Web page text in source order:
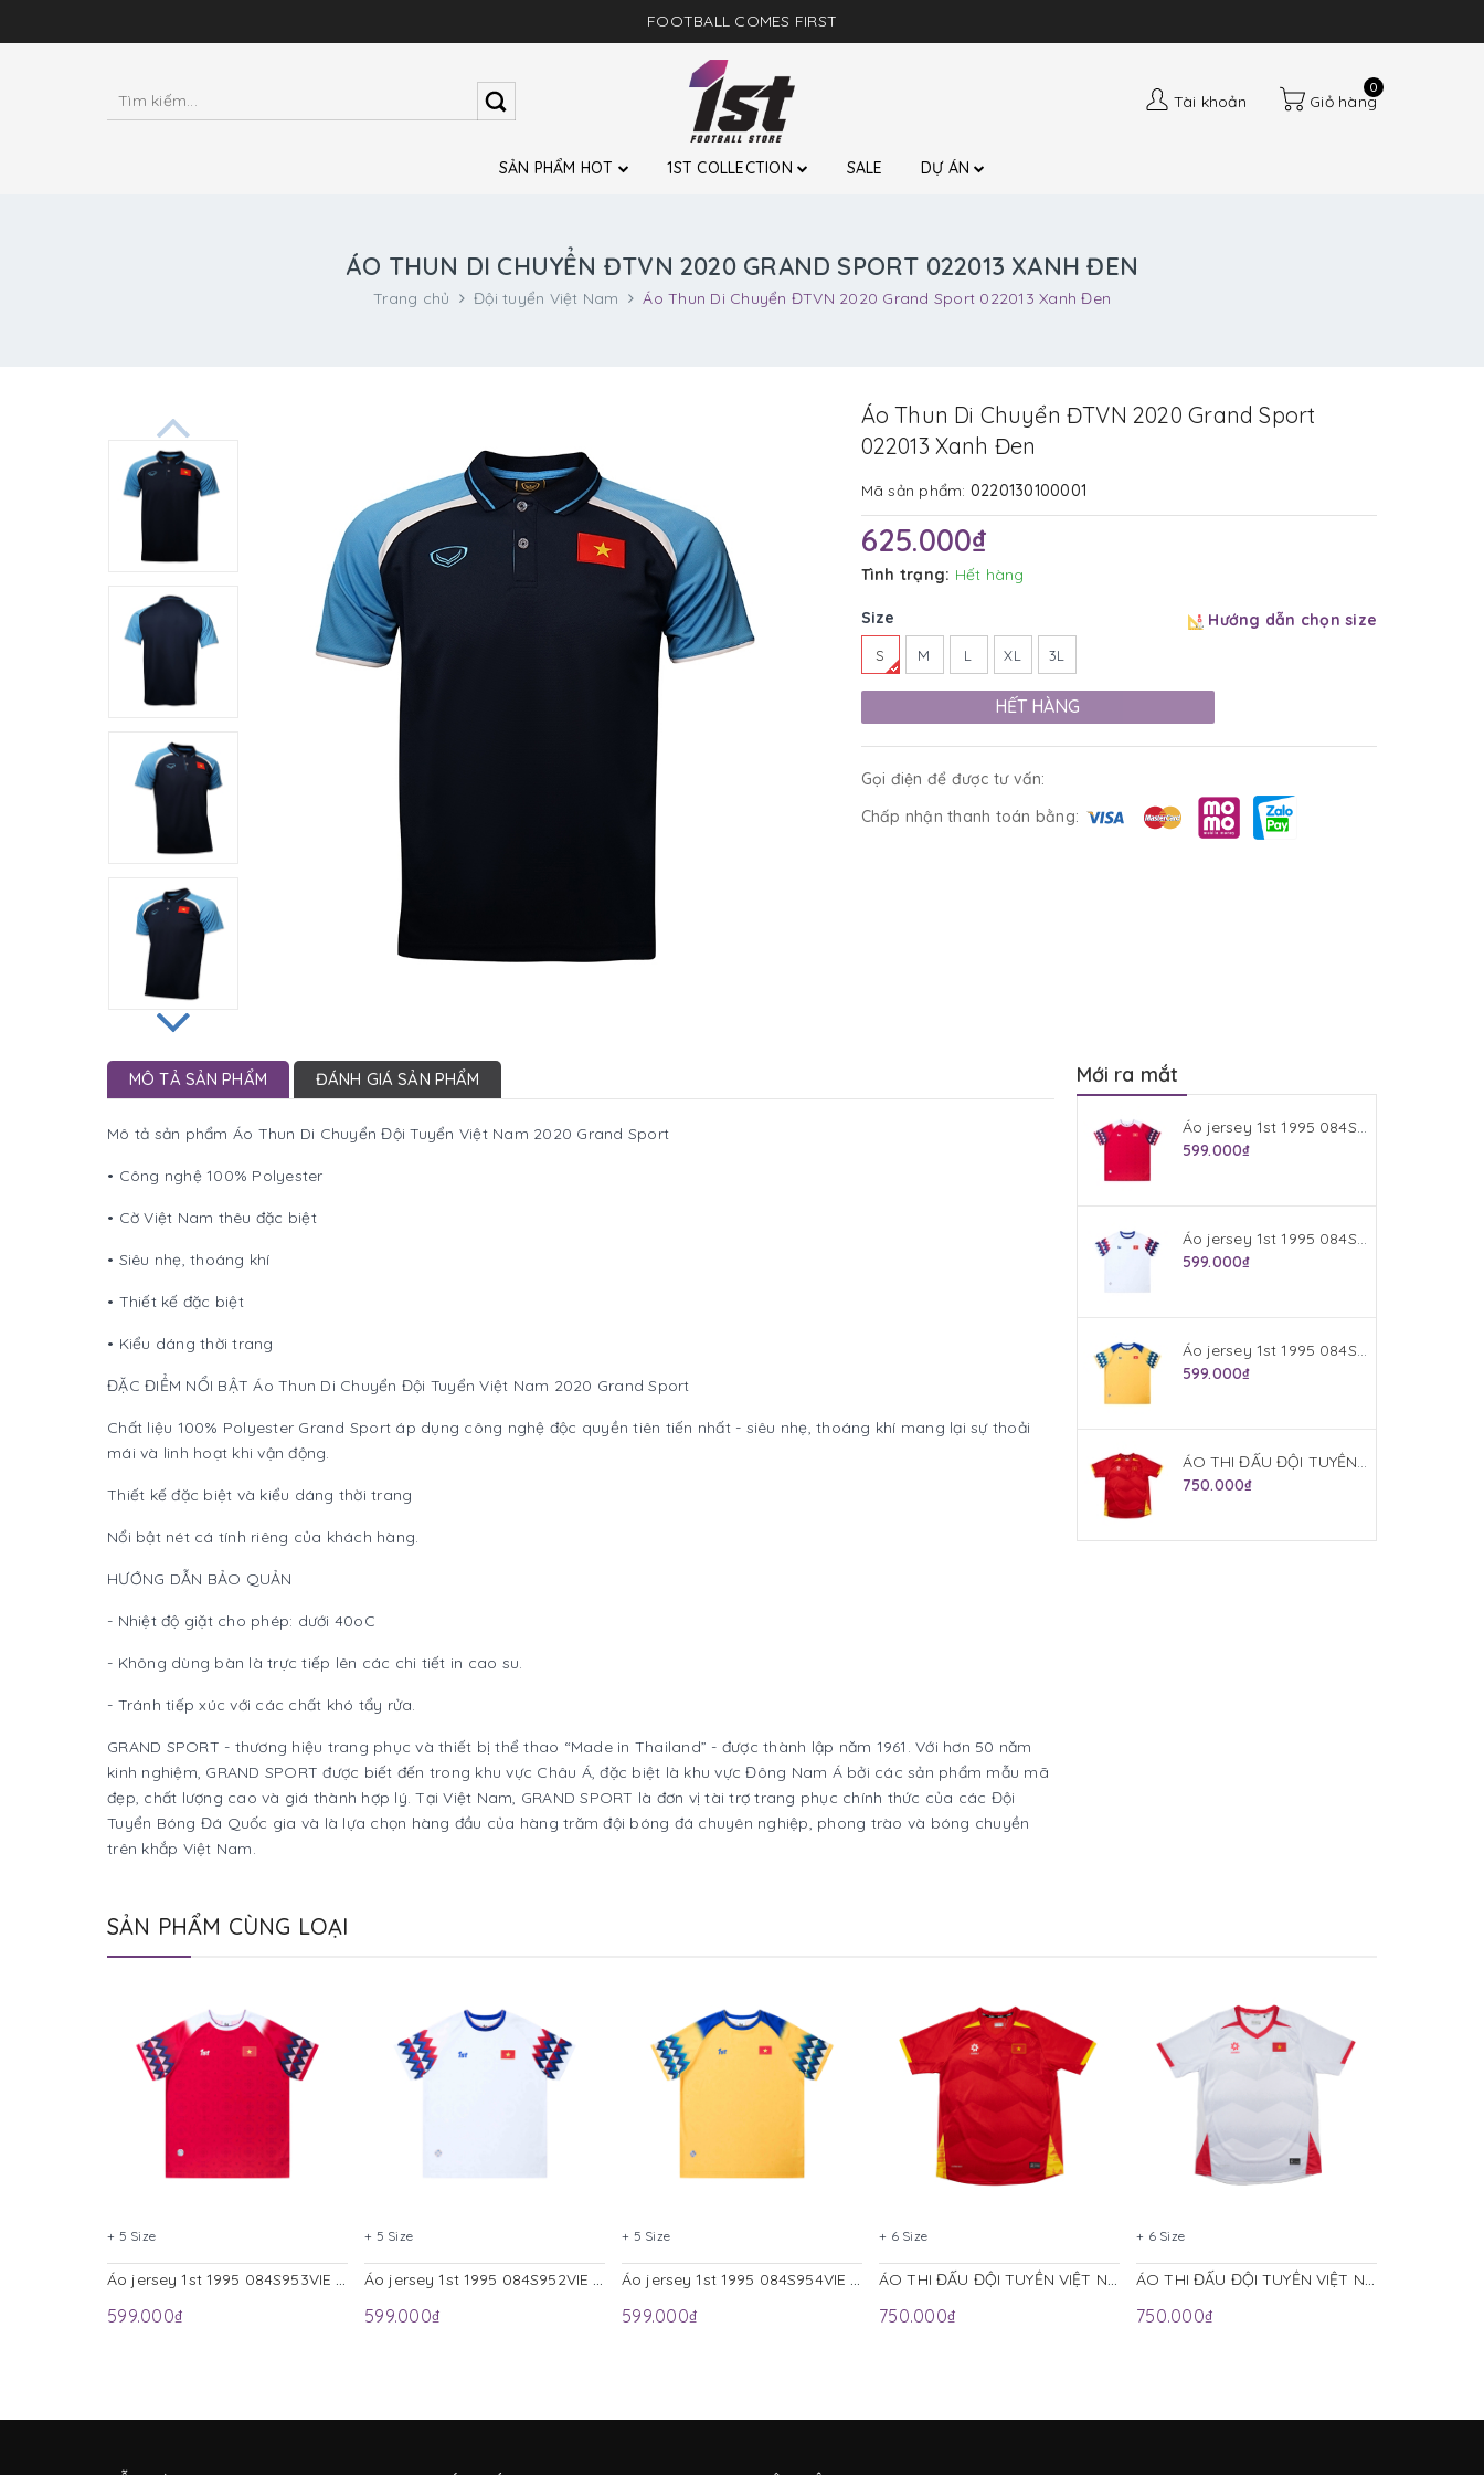
FOOTBALL COMES FIRST
0
Giỏ hàng
Tài khoản
SẢN PHẨM HOT 1ST COLLECTION SALE DỰ ÁN
ÁO THUN DI CHUYỂN ĐTVN 2020 GRAND SPORT 022013 XANH ĐEN
Trang chủ Đội tuyển Việt Nam Áo Thun Di Chuyển ĐTVN 2020 Grand Sport 022013 Xanh Đen
Áo Thun Di Chuyển ĐTVN 2020 Grand Sport
022013 Xanh Đen
Mã sản phẩm: 0220130100001
625.000₫
Tình trạng: Hết hàng
Size Hướng dẫn chọn size
S M L XL 3L
HẾT HÀNG
Gọi điện để được tư vấn:
Chấp nhận thanh toán bằng:
MÔ TẢ SẢN PHẨM ĐÁNH GIÁ SẢN PHẨM
Mô tả sản phẩm Áo Thun Di Chuyển Đội Tuyển Việt Nam 2020 Grand Sport
• Công nghệ 100% Polyester
• Cờ Việt Nam thêu đặc biệt
• Siêu nhẹ, thoáng khí
• Thiết kế đặc biệt
• Kiểu dáng thời trang
ĐẶC ĐIỂM NỔI BẬT Áo Thun Di Chuyển Đội Tuyển Việt Nam 2020 Grand Sport
Chất liệu 100% Polyester Grand Sport áp dụng công nghệ độc quyền tiên tiến nhất - siêu nhẹ, thoáng khí mang lại sự thoải
mái và linh hoạt khi vận động.
Thiết kế đặc biệt và kiểu dáng thời trang
Nổi bật nét cá tính riêng của khách hàng.
HƯỚNG DẪN BẢO QUẢN
- Nhiệt độ giặt cho phép: dưới 40oC
- Không dùng bàn là trực tiếp lên các chi tiết in cao su.
- Tránh tiếp xúc với các chất khó tẩy rửa.
GRAND SPORT - thương hiệu trang phục và thiết bị thể thao “Made in Thailand” - được thành lập năm 1961. Với hơn 50 năm
kinh nghiệm, GRAND SPORT được biết đến trong khu vực Châu Á, đặc biệt là khu vực Đông Nam Á bởi các sản phẩm mẫu mã
đẹp, chất lượng cao và giá thành hợp lý. Tại Việt Nam, GRAND SPORT là đơn vị tài trợ trang phục chính thức của các Đội
Tuyển Bóng Đá Quốc gia và là lựa chọn hàng đầu của hàng trăm đội bóng đá chuyên nghiệp, phong trào và bóng chuyền
trên khắp Việt Nam.
Mới ra mắt
Áo jersey 1st 1995 084S953VIE Đỏ
599.000₫
Áo jersey 1st 1995 084S952VIE Trắng
599.000₫
Áo jersey 1st 1995 084S954VIE Vàng
599.000₫
ÁO THI ĐẤU ĐỘI TUYỂN VIỆT NAM 2025 (BẢN PLAYER) JOGARBOLA SÂN NHÀ MÀU ĐỎ
750.000₫
SẢN PHẨM CÙNG LOẠI
+ 5 Size
Áo jersey 1st 1995 084S953VIE Đỏ
599.000₫
+ 5 Size
Áo jersey 1st 1995 084S952VIE Trắng
599.000₫
+ 5 Size
Áo jersey 1st 1995 084S954VIE Vàng
599.000₫
+ 6 Size
ÁO THI ĐẤU ĐỘI TUYỂN VIỆT NAM 2025 (BẢN PLAYER) JOGARBOLA SÂN NHÀ MÀU ĐỎ
750.000₫
+ 6 Size
ÁO THI ĐẤU ĐỘI TUYỂN VIỆT NAM 2025 (BẢN PLAYER) JOGARBOLA SÂN KHÁCH MÀU TRẮNG
750.000₫